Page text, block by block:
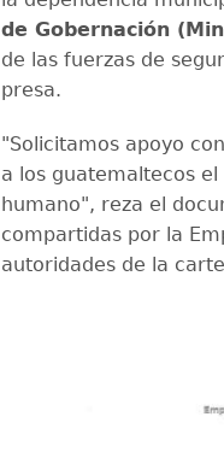
de Gobernación
de las fuerzas de
presa.
"Solicitamos apoyo
a los guatemaltecos
humano", reza el
compartidas por la
autoridades de la